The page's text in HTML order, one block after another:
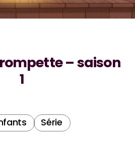
– saison
1
Série